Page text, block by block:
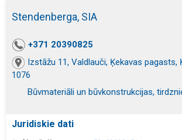
Stendenberga, SIA
+371 20390825
Izstāžu 11, Valdlauči, Ķekavas pagasts,
1076
Būvmateriāli un būvkonstrukcijas,
Juridiskie dati